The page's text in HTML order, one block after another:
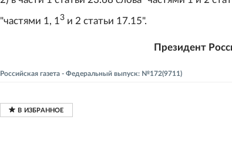
"частями 1, 13 и 2 статьи 17.15".
Президент
Российская газета - Федеральный выпуск: №172(9711)